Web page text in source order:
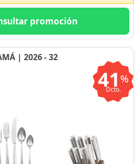
promoción
| 2026 - 32
41 %
Dcto.